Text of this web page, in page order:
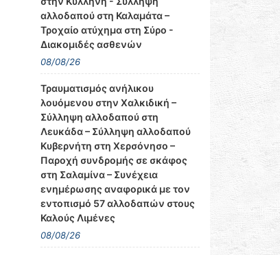
αλλοδαπού στη Καλαμάτα –
Τροχαίο ατύχημα στη Σύρο -
Διακομιδές ασθενών
08/08/26
Τραυματισμός ανήλικου
λουόμενου στην Χαλκιδική –
Σύλληψη αλλοδαπού στη
Λευκάδα – Σύλληψη αλλοδαπού
Κυβερνήτη στη Χερσόνησο –
Παροχή συνδρομής σε σκάφος
στη Σαλαμίνα – Συνέχεια
ενημέρωσης αναφορικά με τον
εντοπισμό 57 αλλοδαπών στους
Καλούς Λιμένες
08/08/26